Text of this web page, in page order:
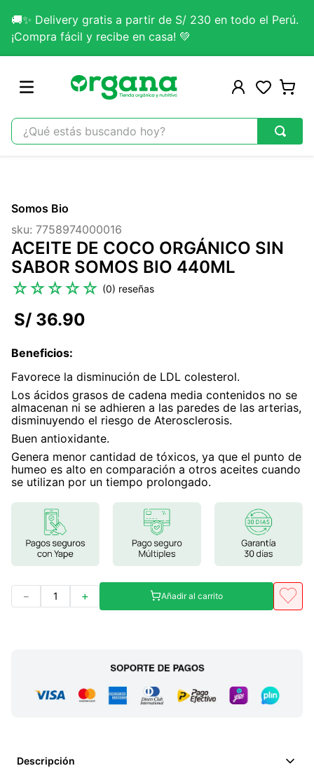
🚚✨ Delivery gratis a partir de S/ 230 en todo el Perú.
¡Compra fácil y recibe en casa! 💚
¿Qué estás buscando hoy?
2.
citrato magnesio
3.
colageno
4.
kefir
5 .
glicinato magnesio
8.
magnesio
9.
stevia
10. proteina
Somos Bio
sku: 7758974000016
ACEITE DE COCO ORGÁNICO SIN
SABOR SOMOS BIO 440ML
☆☆☆☆☆ (0)
S/ 36.90
Beneficios:
Favorece la disminución de LDL colesterol.
Los ácidos grasos de cadena media contenidos no se
almacenan ni se adhieren a las paredes de las arterias,
disminuyendo el riesgo de Aterosclerosis.
Buen antioxidante.
Genera menor cantidad de tóxicos, ya que el punto de
humeo es alto en comparación a otros aceites cuando
se utilizan por un tiempo prolongado.
＋
－ Añadir al carrito
Descripción